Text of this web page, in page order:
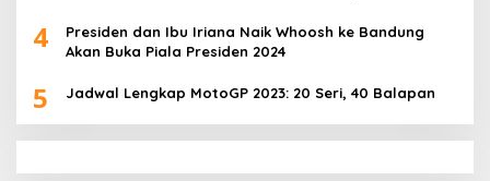
4
Presiden dan Ibu Iriana Naik Whoosh ke Bandung
Akan Buka Piala Presiden 2024
5 Jadwal Lengkap MotoGP 2023: 20 Seri, 40 Balapan